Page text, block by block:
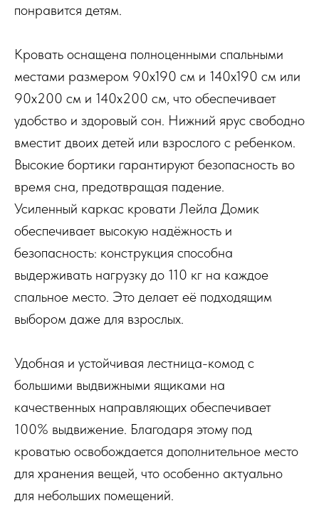
понравится детям.
Кровать оснащена полноценными спальными
местами размером 90х190 см и 140х190 см или
90х200 см и 140х200 см, что обеспечивает
удобство и здоровый сон. Нижний ярус свободно
вместит двоих детей или взрослого с ребенком.
Высокие бортики гарантируют безопасность во
время сна, предотвращая падение.
Усиленный каркас кровати Лейла Домик
обеспечивает высокую надёжность и
безопасность: конструкция способна
выдерживать нагрузку до 110 кг на каждое
спальное место. Это делает её подходящим
выбором даже для взрослых.
Удобная и устойчивая лестница-комод с
большими выдвижными ящиками на
качественных направляющих обеспечивает
100% выдвижение. Благодаря этому под
кроватью освобождается дополнительное место
для хранения вещей, что особенно актуально
для небольших помещений.